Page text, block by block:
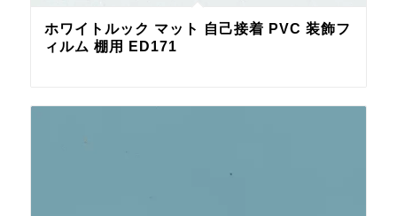
ホワイトルック マット 自己接着 PVC 装飾フ
ィルム 棚用 ED171